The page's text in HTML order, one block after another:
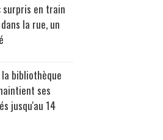
surpris en train
la rue, un
la bibliothèque
ses
jusqu'au 14